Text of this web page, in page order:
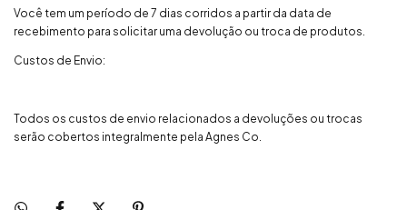
Você tem um período de 7 dias corridos a partir da data de
recebimento para solicitar uma devolução ou troca de produtos.
Custos de Envio:
Todos os custos de envio relacionados a devoluções ou trocas
serão cobertos integralmente pela Agnes Co.